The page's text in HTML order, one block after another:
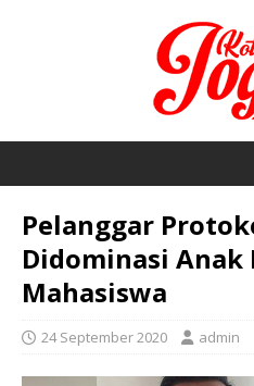
Pelanggar
Didominasi Anak
Mahasiswa
24 September 2020 admin